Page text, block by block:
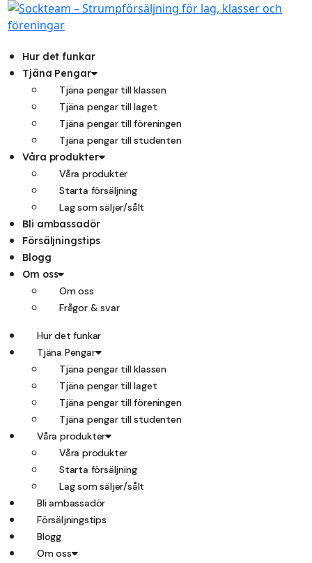
Hoppa
till
Hur det funkar
Tjäna Pengar
Tjäna pengar till klassen
Tjäna pengar till laget
Tjäna pengar till föreningen
Tjäna pengar till studenten
Våra produkter
Våra produkter
Starta försäljning
Lag som säljer/sålt
Bli ambassadör
Försäljningstips
Blogg
Om oss
Om oss
Frågor & svar
Hur det funkar
Tjäna Pengar
Tjäna pengar till klassen
Tjäna pengar till laget
Tjäna pengar till föreningen
Tjäna pengar till studenten
Våra produkter
Våra produkter
Starta försäljning
Lag som säljer/sålt
Bli ambassadör
Försäljningstips
Blogg
Om oss